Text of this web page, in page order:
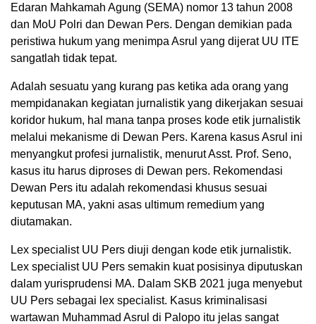
Edaran Mahkamah Agung (SEMA) nomor 13 tahun 2008
dan MoU Polri dan Dewan Pers. Dengan demikian pada
peristiwa hukum yang menimpa Asrul yang dijerat UU ITE
sangatlah tidak tepat.
Adalah sesuatu yang kurang pas ketika ada orang yang
mempidanakan kegiatan jurnalistik yang dikerjakan sesuai
koridor hukum, hal mana tanpa proses kode etik jurnalistik
melalui mekanisme di Dewan Pers. Karena kasus Asrul ini
menyangkut profesi jurnalistik, menurut Asst. Prof. Seno,
kasus itu harus diproses di Dewan pers. Rekomendasi
Dewan Pers itu adalah rekomendasi khusus sesuai
keputusan MA, yakni asas ultimum remedium yang
diutamakan.
Lex specialist UU Pers diuji dengan kode etik jurnalistik.
Lex specialist UU Pers semakin kuat posisinya diputuskan
dalam yurisprudensi MA. Dalam SKB 2021 juga menyebut
UU Pers sebagai lex specialist. Kasus kriminalisasi
wartawan Muhammad Asrul di Palopo itu jelas sangat